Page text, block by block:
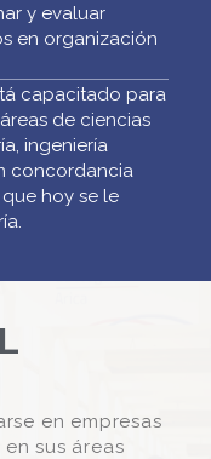
y evaluar
en organización
capacitado para
de ciencias
ingeniería
concordancia
hoy se le
en empresas
sus áreas